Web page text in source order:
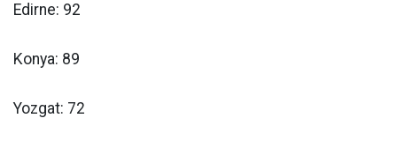
Edirne: 92
Konya: 89
Yozgat: 72